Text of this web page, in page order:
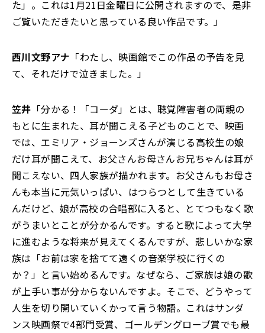
た」。これは1月21日金曜日に公開されますので、是非
ご覧いただきたいと思っている良い作品です。」
西川文野アナ 「わたし、映画館でこの作品の予告を見
て、それだけで泣きました。」
笠井 「分かる！「コーダ」とは、聴覚障害者の両親の
もとに生まれた、耳が聞こえる子どものことで、映画
では、エミリア・ジョーンズさんが演じる高校生の娘
だけ耳が聞こえて、お父さんお母さんお兄ちゃんは耳が
聞こえない、四人家族が描かれます。お父さんもお母さ
んも本当に元気いっぱい、はつらつとして生きている
んだけど、娘が高校の合唱部に入ると、とてつもなく歌
がうまいとことが分かるんです。すると歌によって大学
に進むような将来が見えてくるんですが、悲しいかな家
族は「お前は家を捨てて遠くの音楽学校に行くの
か？」と言い始めるんです。なぜなら、ご家族は娘の歌
が上手い事が分からないんですよ。そこで、どうやって
人生を切り開いていくかって言う物語。これはサンダ
ンス映画祭で4部門受賞、ゴールデングローブ賞でも最